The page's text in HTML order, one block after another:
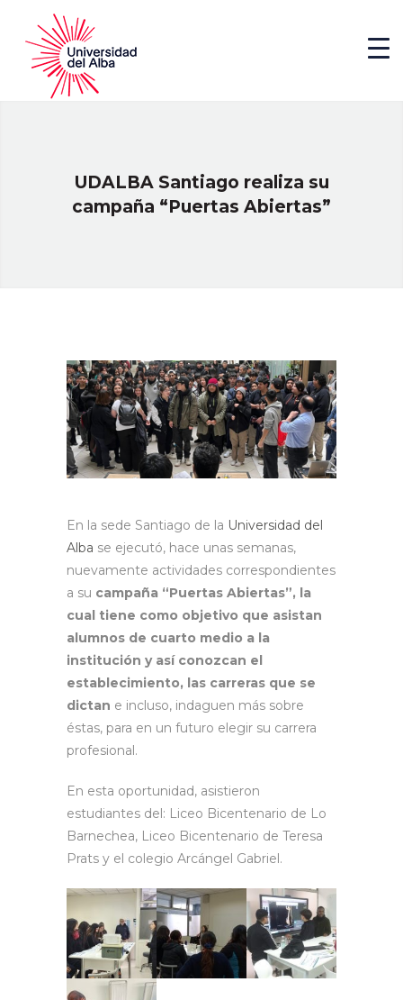
UDALBA Santiago realiza su
campaña “Puertas Abiertas”
En la sede Santiago de la Universidad del
Alba se ejecutó, hace unas semanas,
nuevamente actividades correspondientes
a su campaña “Puertas Abiertas”, la
cual tiene como objetivo que asistan
alumnos de cuarto medio a la
institución y así conozcan el
establecimiento, las carreras que se
dictan e incluso, indaguen más sobre
éstas, para en un futuro elegir su carrera
profesional.
En esta oportunidad, asistieron
estudiantes del: Liceo Bicentenario de Lo
Barnechea, Liceo Bicentenario de Teresa
Prats y el colegio Arcángel Gabriel.